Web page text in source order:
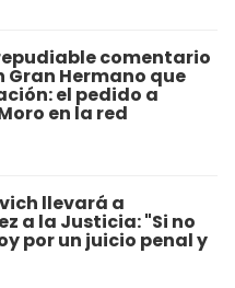
comentario
Gran Hermano que
el pedido a
en la red
llevará a
a la Justicia: "Si no
por un juicio penal y